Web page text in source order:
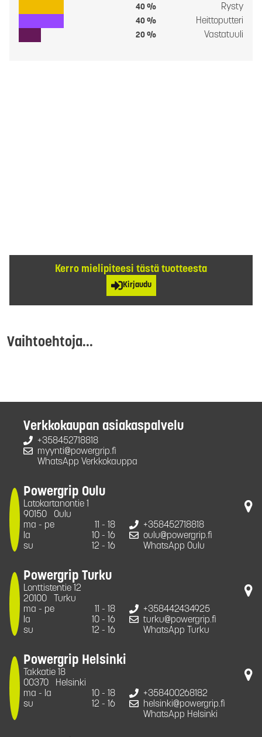
40 % Rysty
40 % Heittoputteri
20 % Vastatuuli
Kerro mielipiteesi tästä tuotteesta
Kirjaudu
Vaihtoehtoja...
Verkkokaupan asiakaspalvelu
+358452718818
myynti@powergrip.fi
WhatsApp Verkkokauppa
Powergrip Oulu
Latokartanontie 1
90150
Oulu
ma - pe
11 - 18
la
10 - 16
su
12 - 16
+358452718818
oulu@powergrip.fi
WhatsApp Oulu
Powergrip Turku
Lonttistentie 12
20100
Turku
ma - pe
11 - 18
la
10 - 16
su
12 - 16
+358442434925
turku@powergrip.fi
WhatsApp Turku
Powergrip Helsinki
Takkatie 18
00370
Helsinki
ma - la
10 - 18
su
12 - 16
+358400268182
helsinki@powergrip.fi
WhatsApp Helsinki